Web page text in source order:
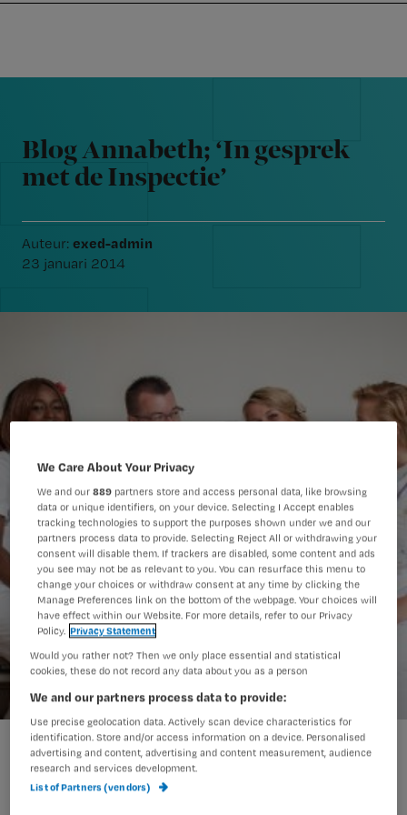
navigation
content
Nursing
Blog Annabeth; ‘In gesprek
met de Inspectie’
Auteur: exed-admin
23 januari 2014
Annabeth gelooft in de samenwerking
tussen verpleegkundigen. Of het nou
We Care About Your Privacy
We and our889 partners store and access personal data, like browsing
data or unique identifiers, on your device. Selecting I Accept enables
tracking technologies to support the purposes shown under we and our
partners process data to provide. Selecting Reject All or withdrawing your
consent will disable them. If trackers are disabled, some content and ads
you see may not be as relevant to you. You can resurface this menu to
change your choices or withdraw consent at any time by clicking the
Manage Preferences link on the bottom of the webpage. Your choices will
have effect within our Website. For more details, refer to our Privacy
Policy. Privacy Statement
Would you rather not? Then we only place essential and statistical
cookies, these do not record any data about you as a person
We and our partners process data to provide:
Use precise geolocation data. Actively scan device characteristics for
identification. Store and/or access information on a device. Personalised
advertising and content, advertising and content measurement, audience
research and services development.
List of Partners (vendors)